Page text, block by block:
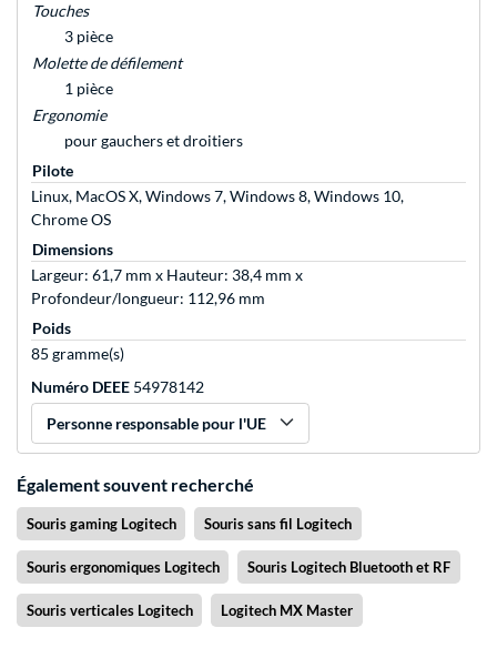
Touches
3 pièce
Molette de défilement
1 pièce
Ergonomie
pour gauchers et droitiers
Pilote
Linux, MacOS X, Windows 7, Windows 8, Windows 10,
Chrome OS
Dimensions
Largeur: 61,7 mm x Hauteur: 38,4 mm x
Profondeur/longueur: 112,96 mm
Poids
85 gramme(s)
Numéro DEEE 54978142
Personne responsable pour l'UE
Également souvent recherché
Souris gaming Logitech Souris sans fil Logitech
Souris ergonomiques Logitech Souris Logitech Bluetooth et RF
Souris verticales Logitech Logitech MX Master